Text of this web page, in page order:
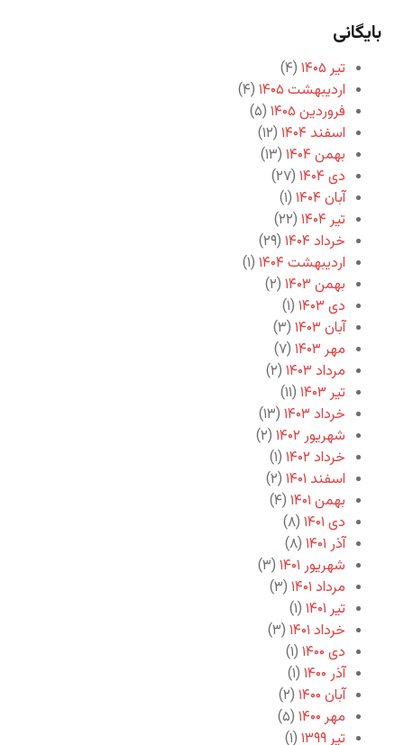
بایگانی
تیر ۱۴۰۵
(۴)
اردیبهشت ۱۴۰۵
(۴)
فروردین ۱۴۰۵
(۵)
اسفند ۱۴۰۴
(۱۲)
بهمن ۱۴۰۴
(۱۳)
دی ۱۴۰۴
(۲۷)
آبان ۱۴۰۴
(۱)
تیر ۱۴۰۴
(۲۲)
خرداد ۱۴۰۴
(۲۹)
اردیبهشت ۱۴۰۴
(۱)
بهمن ۱۴۰۳
(۲)
دی ۱۴۰۳
(۱)
آبان ۱۴۰۳
(۳)
مهر ۱۴۰۳
(۷)
مرداد ۱۴۰۳
(۲)
تیر ۱۴۰۳
(۱۱)
خرداد ۱۴۰۳
(۱۳)
شهریور ۱۴۰۲
(۲)
خرداد ۱۴۰۲
(۱)
اسفند ۱۴۰۱
(۲)
بهمن ۱۴۰۱
(۴)
دی ۱۴۰۱
(۸)
آذر ۱۴۰۱
(۸)
شهریور ۱۴۰۱
(۳)
مرداد ۱۴۰۱
(۳)
تیر ۱۴۰۱
(۱)
خرداد ۱۴۰۱
(۳)
دی ۱۴۰۰
(۱)
آذر ۱۴۰۰
(۱)
آبان ۱۴۰۰
(۲)
مهر ۱۴۰۰
(۵)
تیر ۱۳۹۹
(۱)